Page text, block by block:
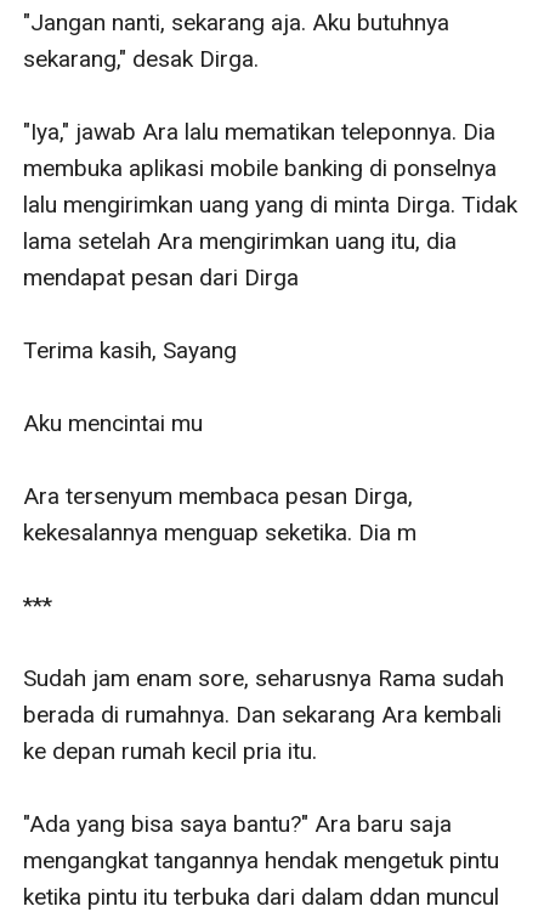
"Jangan nanti, sekarang aja. Aku butuhnya
sekarang," desak Dirga.
"Iya," jawab Ara lalu mematikan teleponnya. Dia
membuka aplikasi mobile banking di ponselnya
lalu mengirimkan uang yang di minta Dirga. Tidak
lama setelah Ara mengirimkan uang itu, dia
mendapat pesan dari Dirga
Terima kasih, Sayang
Aku mencintai mu
Ara tersenyum membaca pesan Dirga,
kekesalannya menguap seketika. Dia m
***
Sudah jam enam sore, seharusnya Rama sudah
berada di rumahnya. Dan sekarang Ara kembali
ke depan rumah kecil pria itu.
"Ada yang bisa saya bantu?" Ara baru saja
mengangkat tangannya hendak mengetuk pintu
ketika pintu itu terbuka dari dalam ddan muncul